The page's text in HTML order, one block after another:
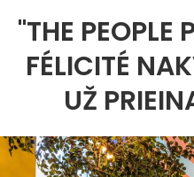
"THE PEOPLE
FÉLICITÉ
UŽ